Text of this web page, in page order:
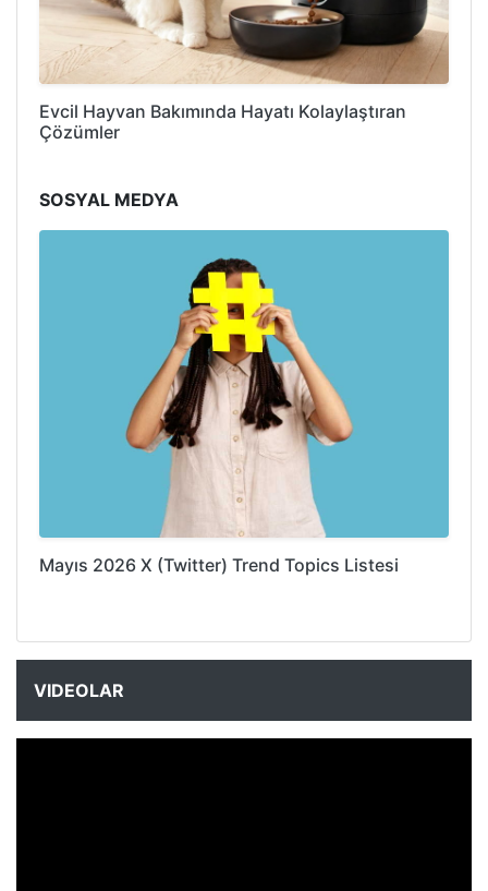
Evcil Hayvan Bakımında Hayatı Kolaylaştıran
Çözümler
SOSYAL MEDYA
Mayıs 2026 X (Twitter) Trend Topics Listesi
VIDEOLAR